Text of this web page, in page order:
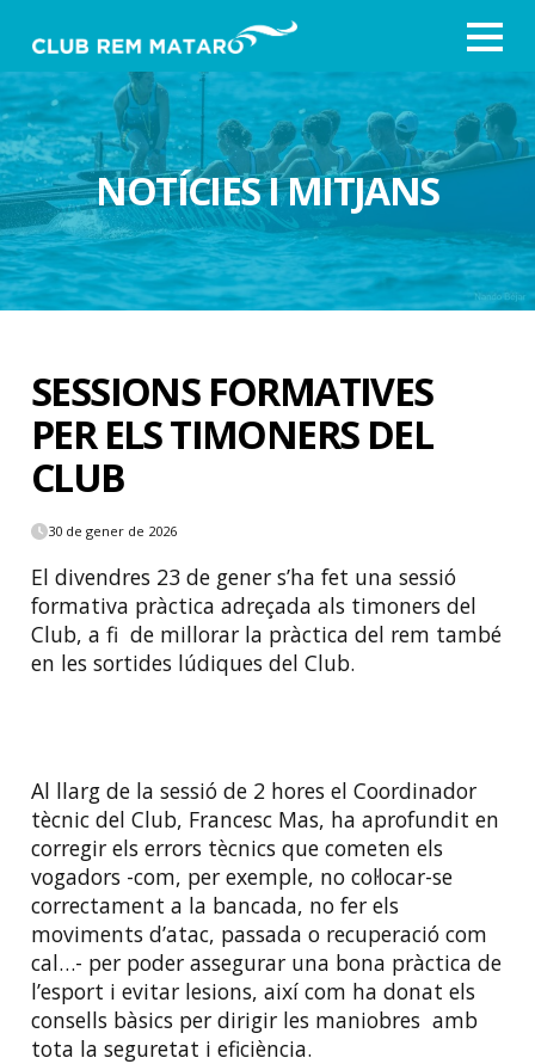
NOTÍCIES I MITJANS
SESSIONS FORMATIVES
PER ELS TIMONERS DEL
CLUB
30 de gener de 2026
El divendres 23 de gener s’ha fet una sessió
formativa pràctica adreçada als timoners del
Club, a fi de millorar la pràctica del rem també
en les sortides lúdiques del Club.
Al llarg de la sessió de 2 hores el Coordinador
tècnic del Club, Francesc Mas, ha aprofundit en
corregir els errors tècnics que cometen els
vogadors -com, per exemple, no col·locar-se
correctament a la bancada, no fer els
moviments d’atac, passada o recuperació com
cal…- per poder assegurar una bona pràctica de
l’esport i evitar lesions, així com ha donat els
consells bàsics per dirigir les maniobres amb
tota la seguretat i eficiència.